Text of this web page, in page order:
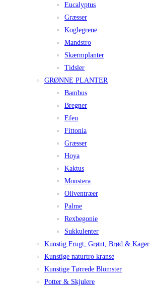
Eucalyptus
Græsser
Koglegrene
Mandstro
Skærmplanter
Tidsler
GRØNNE PLANTER
Bambus
Bregner
Efeu
Fittonia
Græsser
Hoya
Kaktus
Monstera
Oliventræer
Palme
Rexbegonie
Sukkulenter
Kunstig Frugt, Grønt, Brød & Kager
Kunstige naturtro kranse
Kunstige Tørrede Blomster
Potter & Skjulere